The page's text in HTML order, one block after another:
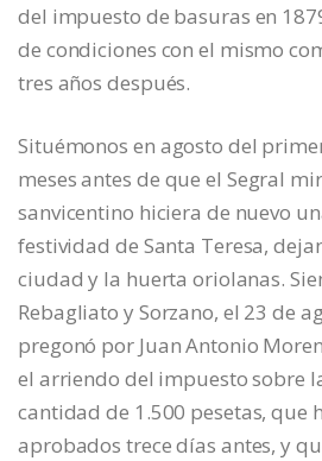
del impuesto de basuras en
de condiciones con el mismo
tres años después.
Situémonos en agosto del
meses antes de que el Segral
sanvicentino hiciera de nuevo
festividad de Santa Teresa,
ciudad y la huerta oriolanas.
Rebagliato y Sorzano, el 23 de
pregonó por Juan Antonio
el arriendo del impuesto sobre
cantidad de 1.500 pesetas, que
aprobados trece días antes, y